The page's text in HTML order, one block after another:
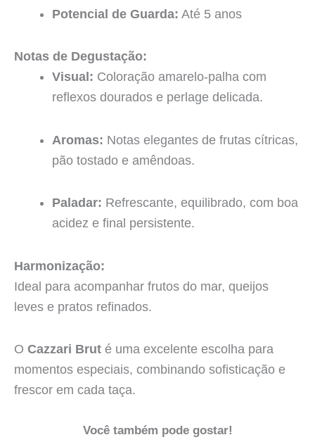
Potencial de Guarda: Até 5 anos
Notas de Degustação:
Visual: Coloração amarelo-palha com
reflexos dourados e perlage delicada.
Aromas: Notas elegantes de frutas cítricas,
pão tostado e amêndoas.
Paladar: Refrescante, equilibrado, com boa
acidez e final persistente.
Harmonização:
Ideal para acompanhar frutos do mar, queijos
leves e pratos refinados.
O Cazzari Brut é uma excelente escolha para
momentos especiais, combinando sofisticação e
frescor em cada taça.
Você também pode gostar!